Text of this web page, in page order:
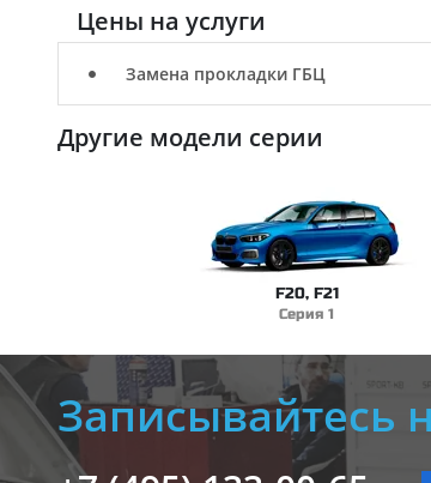
Цены на услуги
Замена прокладки ГБЦ
Другие модели серии
F20, F21
Серия 1
Записывайтесь